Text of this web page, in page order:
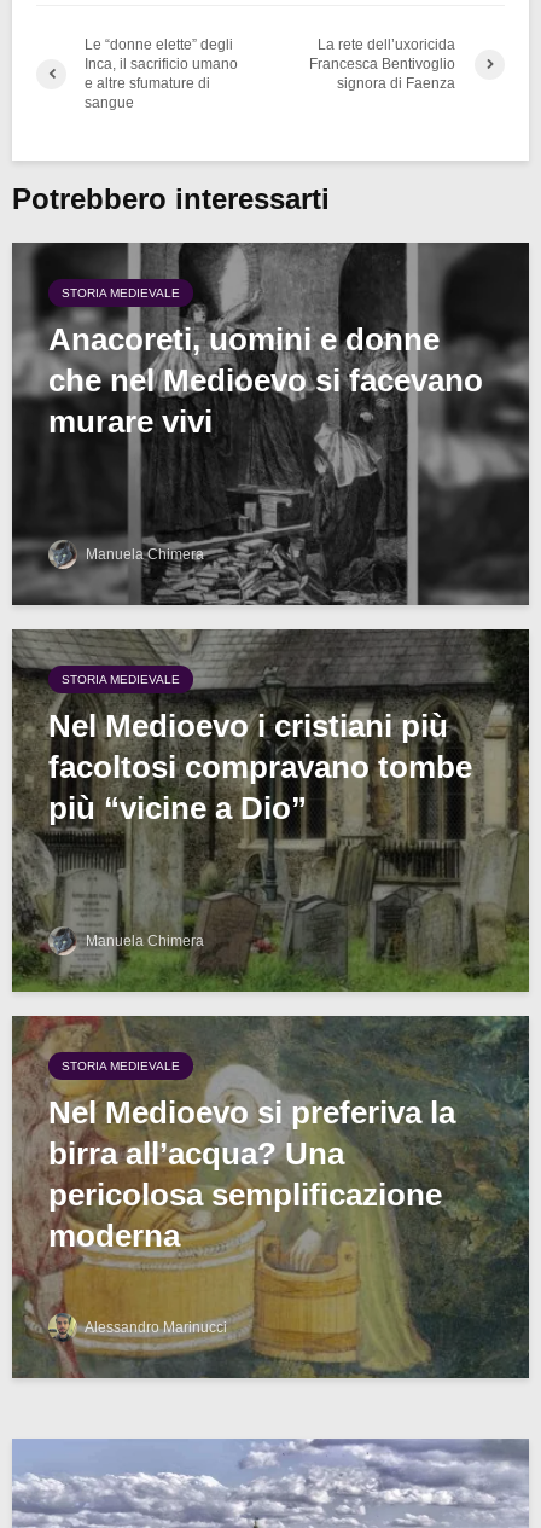
Le “donne elette” degli
Inca, il sacrificio umano
e altre sfumature di
sangue
La rete dell’uxoricida
Francesca Bentivoglio
signora di Faenza
Potrebbero interessarti
STORIA MEDIEVALE
Anacoreti, uomini e donne
che nel Medioevo si facevano
murare vivi
Manuela Chimera
STORIA MEDIEVALE
Nel Medioevo i cristiani più
facoltosi compravano tombe
più “vicine a Dio”
Manuela Chimera
STORIA MEDIEVALE
Nel Medioevo si preferiva la
birra all’acqua? Una
pericolosa semplificazione
moderna
Alessandro Marinucci